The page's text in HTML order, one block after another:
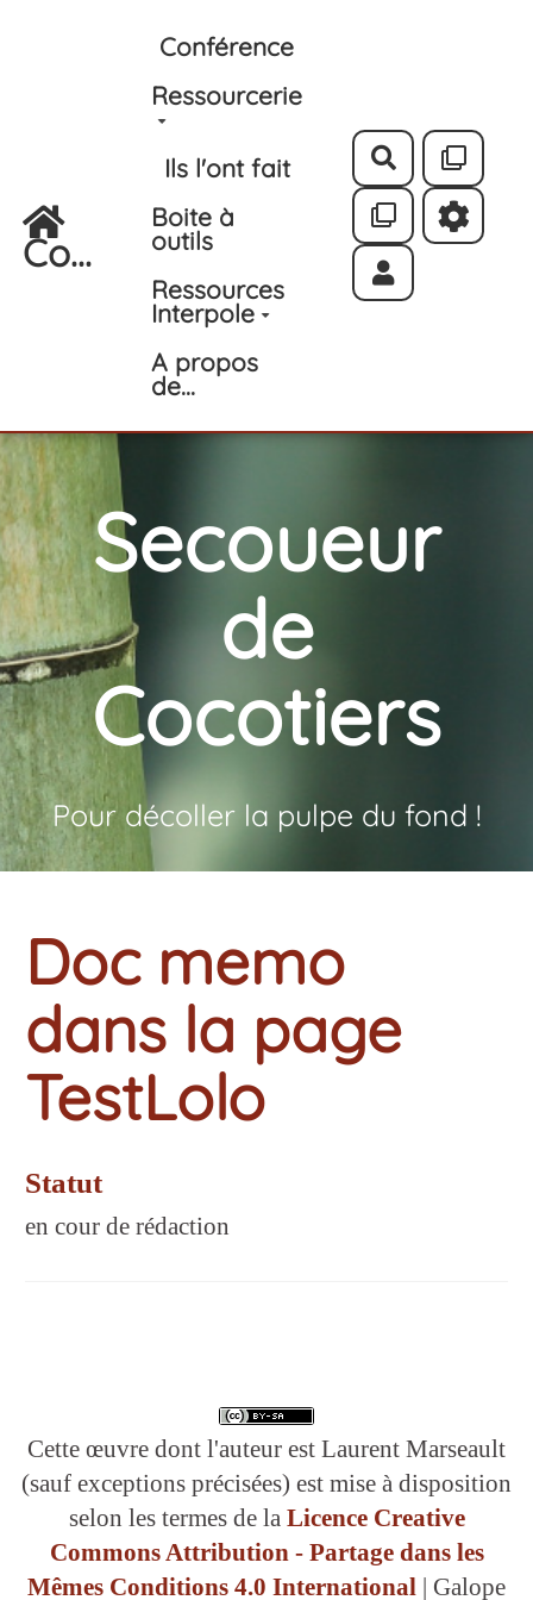
Aller au contenu principal
Co...
Conférence
Ressourcerie
Ils l'ont fait
Boite à
outils
Ressources
Interpole
A propos
de...
Rechercher
Secoueur
de
Cocotiers
Pour décoller la pulpe du fond !
Doc memo
dans la page
TestLolo
Statut
en cour de rédaction
Cette œuvre dont l'auteur est Laurent Marseault
(sauf exceptions précisées) est mise à disposition
selon les termes de la Licence Creative
Commons Attribution - Partage dans les
Mêmes Conditions 4.0 International | Galope